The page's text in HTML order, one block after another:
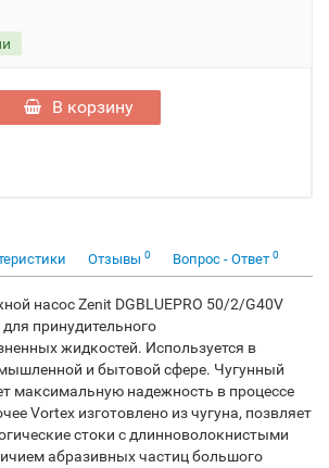
В корзину
Отзывы 0 Вопрос - Ответ 0
насос Zenit DGBLUEPRO 50/2/G40V
принудительного
жидкостей. Используется в
и бытовой сфере. Чугунный
максимальную надежность в процессе
Vortex изготовлено из чугуна, позвляет
стоки с длинноволокнистыми
абразивных частиц большого